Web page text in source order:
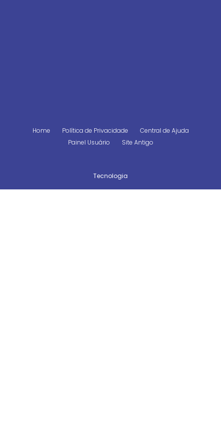
Home Política de Privacidade
Central de Ajuda
Painel Usuário
Site Antigo
Tecnologia